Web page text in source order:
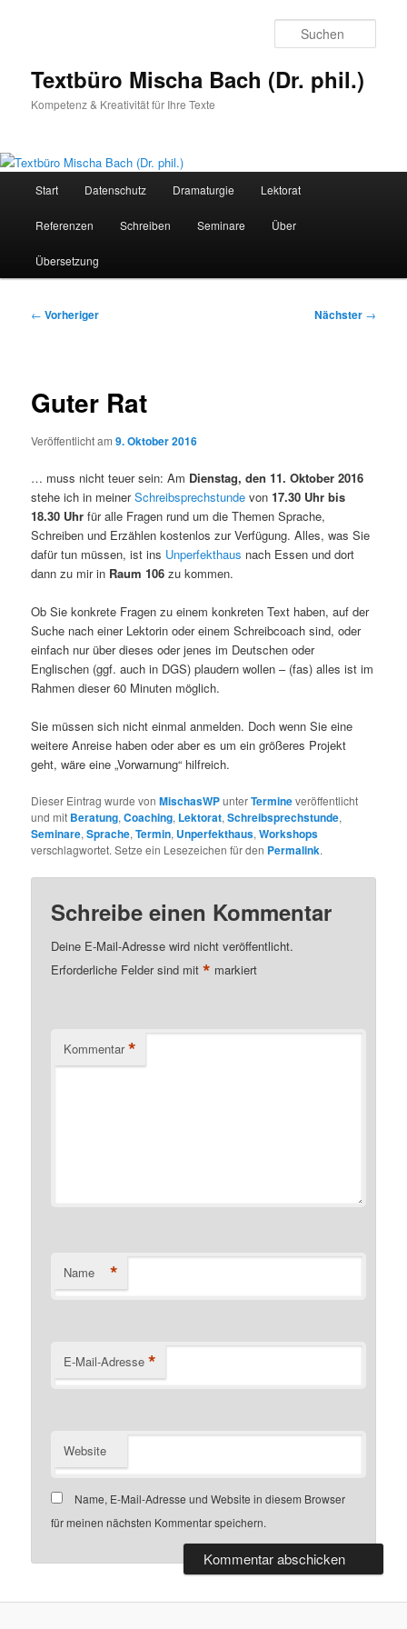
Textbüro Mischa Bach (Dr. phil.)
Kompetenz & Kreativität für Ihre Texte
Start Datenschutz Dramaturgie Lektorat
Referenzen Schreiben Seminare Über
Übersetzung
Beitragsnavigation
← Vorheriger Nächster →
Guter Rat
Veröffentlicht am9. Oktober 2016
… muss nicht teuer sein: Am Dienstag, den 11. Oktober 2016
stehe ich in meinerSchreibsprechstunde von17.30 Uhr bis
18.30 Uhr für alle Fragen rund um die Themen Sprache,
Schreiben und Erzählen kostenlos zur Verfügung. Alles, was Sie
dafür tun müssen, ist ins Unperfekthaus nach Essen und dort
dann zu mir in Raum 106 zu kommen.
Ob Sie konkrete Fragen zu einem konkreten Text haben, auf der
Suche nach einer Lektorin oder einem Schreibcoach sind, oder
einfach nur über dieses oder jenes im Deutschen oder
Englischen (ggf. auch in DGS) plaudern wollen – (fas) alles ist im
Rahmen dieser 60 Minuten möglich.
Sie müssen sich nicht einmal anmelden. Doch wenn Sie eine
weitere Anreise haben oder aber es um ein größeres Projekt
geht, wäre eine „Vorwarnung“ hilfreich.
Dieser Eintrag wurde vonMischasWPunterTermineveröffentlicht
und mit Beratung,Coaching, Lektorat,Schreibsprechstunde,
Seminare,Sprache,Termin, Unperfekthaus,Workshops
verschlagwortet. Setze ein Lesezeichen für den Permalink.
Schreibe einen Kommentar
Deine E-Mail-Adresse wird nicht veröffentlicht.
Erforderliche Felder sind mit* markiert
Kommentar *
Name *
E-Mail-Adresse *
Website
Name, E-Mail-Adresse und Website in diesem Browser
für meinen nächsten Kommentar speichern.